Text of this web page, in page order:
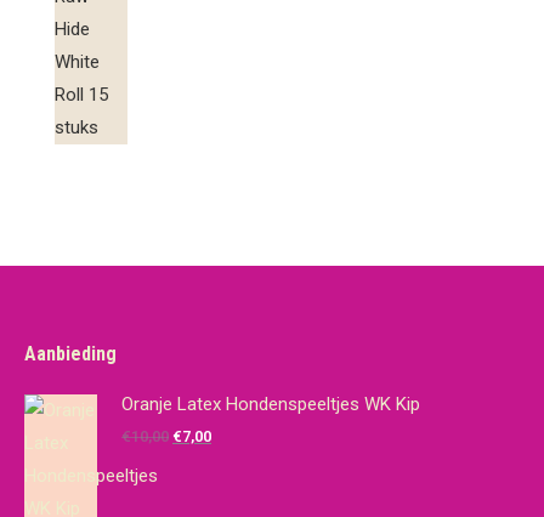
Aanbieding
Oranje Latex Hondenspeeltjes WK Kip
€10,00 Oorspronkelijke
€7,00Huidige